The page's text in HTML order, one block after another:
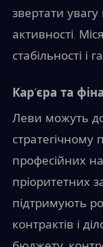
звертати увагу
активності.
стабільності і
Кар’єра та
Леви можуть
стратегічному
професійних
пріоритетних
підтримують
контрактів і